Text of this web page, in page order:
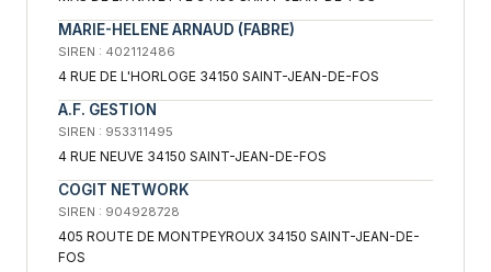
MARIE-HELENE ARNAUD (FABRE)
SIREN : 402112486
4 RUE DE L'HORLOGE 34150 SAINT-JEAN-DE-FOS
A.F. GESTION
SIREN : 953311495
4 RUE NEUVE 34150 SAINT-JEAN-DE-FOS
COGIT NETWORK
SIREN : 904928728
405 ROUTE DE MONTPEYROUX 34150 SAINT-JEAN-DE-
FOS